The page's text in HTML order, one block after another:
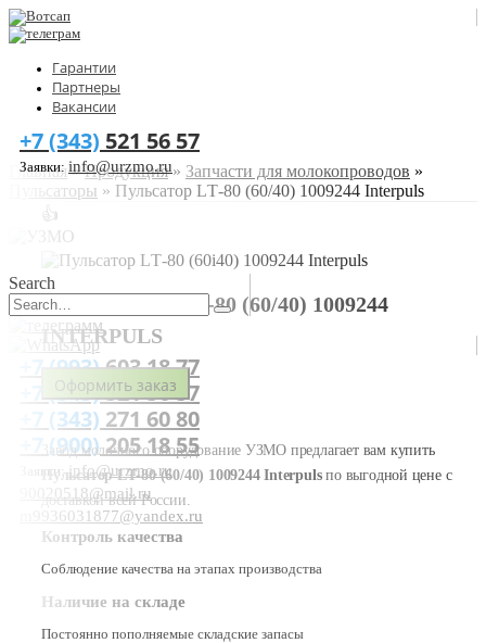
Гарантии
Партнеры
Вакансии
+7 (343) 521 56 57
Заявки:info@urzmo.ru
Search
+7 (993)603 18 77
+7 (343)521 56 57
+7 (343) 271 60 80
+7 (900)205 18 55
Заявки:info@urzmo.ru
90020518@mail.ru
m9936031877@yandex.ru
Главная»Продукция» Запчасти для молокопроводов »
Пульсаторы » Пульсатор LТ-80 (60/40) 1009244 Interpuls
👍
ПУЛЬСАТОР LТ-80 (60/40) 1009244
INTERPULS
Оформить заказ
Завод молочного оборудование УЗМО предлагает вам купить
Пульсатор LТ-80 (60/40) 1009244 Interpulsпо выгодной цене с
доставкой всей России.
Контроль качества
Соблюдение качества на этапах производства
Наличие на складе
Постоянно пополняемые складские запасы